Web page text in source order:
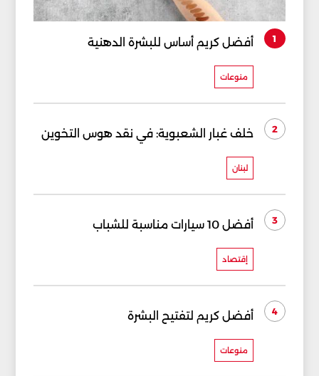
1 أفضل كريم أساس للبشرة الدهنية
منوعات
2 خلف غبار الشعبوية: في نقد هوس التخوين
لبنان
3 أفضل 10 سيارات مناسبة للشباب
إقتصاد
4 أفضل كريم لتفتيح البشرة
منوعات